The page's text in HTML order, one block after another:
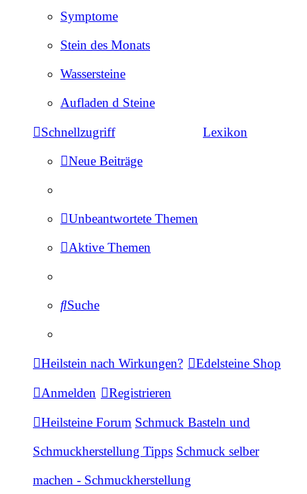
Symptome
Stein des Monats
Wassersteine
Aufladen d Steine
Schnellzugriff
Neue Beiträge
Unbeantwortete Themen
Aktive Themen
Suche
Lexikon
Heilstein nach Wirkungen? Edelsteine Shop
Anmelden Registrieren
Heilsteine Forum Schmuck Basteln und
Schmuckherstellung Tipps Schmuck selber
machen - Schmuckherstellung